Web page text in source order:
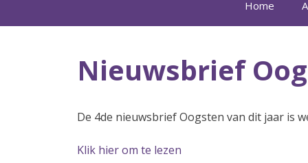
Home
Nieuwsbrief
De 4de nieuwsbrief Oogsten van dit jaar is
Klik hier om te lezen